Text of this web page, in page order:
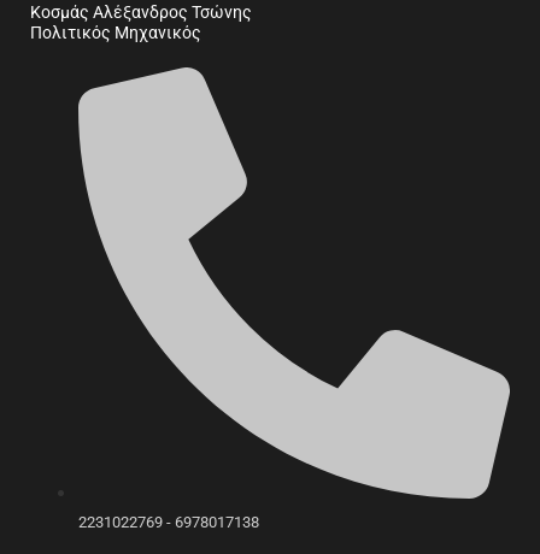
Κοσμάς Αλέξανδρος Τσώνης
Πολιτικός Μηχανικός
2231022769 - 6978017138